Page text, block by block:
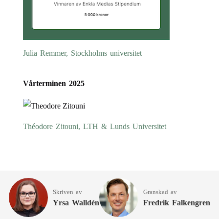
Julia Remmer, Stockholms universitet
Vårterminen 2025
Théodore Zitouni, LTH & Lunds Universitet
Skriven av
Yrsa Walldén
Granskad av
Fredrik Falkengren